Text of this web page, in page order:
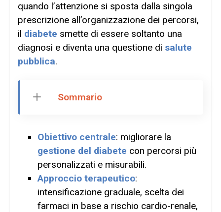
quando l’attenzione si sposta dalla singola
prescrizione all’organizzazione dei percorsi,
il diabete smette di essere soltanto una
diagnosi e diventa una questione di salute
pubblica.
Sommario
Obiettivo centrale: migliorare la
gestione del diabete con percorsi più
personalizzati e misurabili.
Approccio terapeutico:
intensificazione graduale, scelta dei
farmaci in base a rischio cardio-renale,